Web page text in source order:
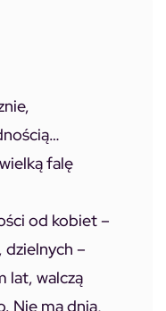
falę
od kobiet –
dzielnych –
lat, walczą
Nie ma dnia,